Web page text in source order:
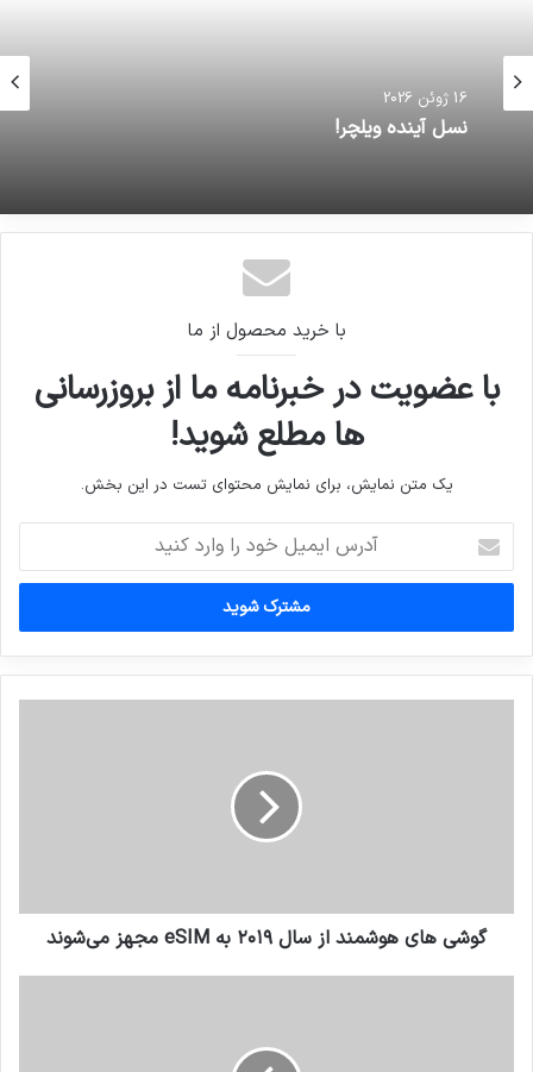
16 ژوئن 2026
نسل آینده ویلچر!
با خرید محصول از ما
با عضویت در خبرنامه ما از بروزرسانی
ها مطلع شوید!
یک متن نمایش، برای نمایش محتوای تست در این بخش.
ایمیل
خود
وارد
کنید
گوشی های هوشمند از سال ۲۰۱۹ به eSIM مجهز می‌شوند